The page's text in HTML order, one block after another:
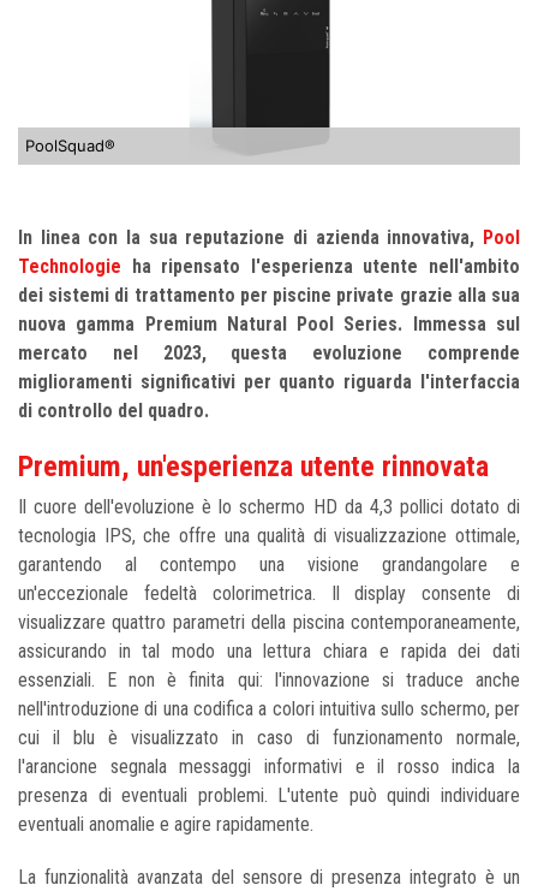
PoolSquad®
In linea con la sua reputazione di azienda innovativa, Pool
Technologie ha ripensato l'esperienza utente nell'ambito
dei sistemi di trattamento per piscine private grazie alla sua
nuova gamma Premium Natural Pool Series. Immessa sul
mercato nel 2023, questa evoluzione comprende
miglioramenti significativi per quanto riguarda l'interfaccia
di controllo del quadro.
Premium, un'esperienza utente rinnovata
Il cuore dell'evoluzione è lo schermo HD da 4,3 pollici dotato di
tecnologia IPS, che offre una qualità di visualizzazione ottimale,
garantendo al contempo una visione grandangolare e
un'eccezionale fedeltà colorimetrica. Il display consente di
visualizzare quattro parametri della piscina contemporaneamente,
assicurando in tal modo una lettura chiara e rapida dei dati
essenziali. E non è finita qui: l'innovazione si traduce anche
nell'introduzione di una codifica a colori intuitiva sullo schermo, per
cui il blu è visualizzato in caso di funzionamento normale,
l'arancione segnala messaggi informativi e il rosso indica la
presenza di eventuali problemi. L'utente può quindi individuare
eventuali anomalie e agire rapidamente.
La funzionalità avanzata del sensore di presenza integrato è un